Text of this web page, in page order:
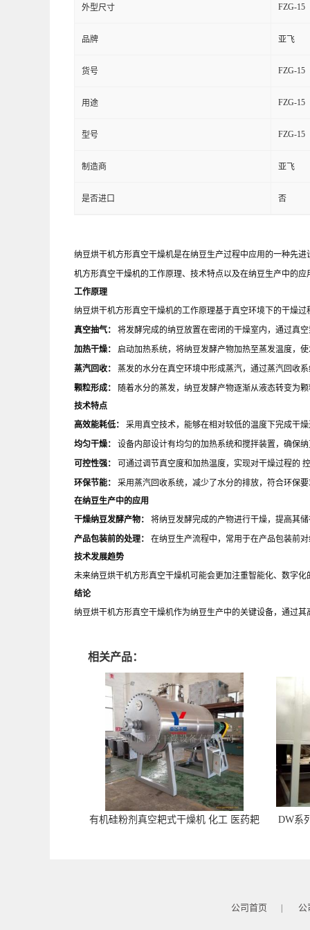
外型尺寸 FZG-15
品牌 亚飞
货号 FZG-15
用途 FZG-15
型号 FZG-15
制造商 亚飞
是否进口 否
纳豆烘干机方形真空干燥机是在纳豆生产过程中应用的一种先
机方形真空干燥机的工作原理、技术特点以及在纳豆生产中的应
工作原理
纳豆烘干机方形真空干燥机的工作原理基于真空环境下的干燥
真空抽气：
将发酵完成的纳豆放置在密闭的干燥室内，通过真
加热干燥：
启动加热系统，将纳豆发酵产物加热至蒸发温度，
蒸汽回收：
蒸发的水分在真空环境中形成蒸汽，通过蒸汽回收
颗粒形成：
随着水分的蒸发，纳豆发酵产物逐渐从液态转变为
技术特点
高效能耗低：
采用真空技术，能够在相对较低的温度下完成干
均匀干燥：
设备内部设计有均匀的加热系统和搅拌装置，确保
可控性强：
可通过调节真空度和加热温度，实现对干燥过程的
环保节能：
采用蒸汽回收系统，减少了水分的排放，符合环保
在纳豆生产中的应用
干燥纳豆发酵产物：
将纳豆发酵完成的产物进行干燥，提高其
产品包装前的处理：
在纳豆生产流程中，常用于在产品包装前
技术发展趋势
未来纳豆烘干机方形真空干燥机可能会更加注重智能化、数字
结论
纳豆烘干机方形真空干燥机作为纳豆生产中的关键设备，通过
相关产品：
有机硅粉剂真空耙式干燥机 化工 医药耙
DW系
公司首页 公